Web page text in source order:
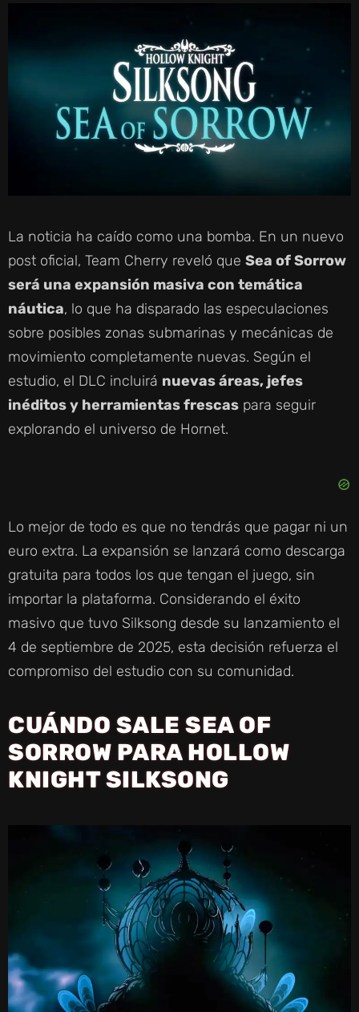
La noticia ha caído como una bomba. En un nuevo
post oficial, Team Cherry reveló que Sea of Sorrow
será una expansión masiva con temática
náutica, lo que ha disparado las especulaciones
sobre posibles zonas submarinas y mecánicas de
movimiento completamente nuevas. Según el
estudio, el DLC incluirá nuevas áreas, jefes
inéditos y herramientas frescas para seguir
explorando el universo de Hornet.
Lo mejor de todo es que no tendrás que pagar ni un
euro extra. La expansión se lanzará como descarga
gratuita para todos los que tengan el juego, sin
importar la plataforma. Considerando el éxito
masivo que tuvo Silksong desde su lanzamiento el
4 de septiembre de 2025, esta decisión refuerza el
compromiso del estudio con su comunidad.
CUÁNDO SALE SEA OF
SORROW PARA HOLLOW
KNIGHT SILKSONG